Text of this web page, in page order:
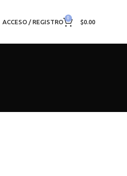
ACCESO / REGISTRO
0
$0.00